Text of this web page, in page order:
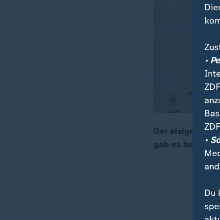
00:11 00:22
Der eisige
gab es bei
•
•
Du